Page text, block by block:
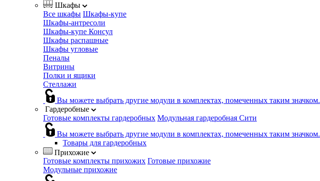
Шкафы
Все шкафы Шкафы-купе
Шкафы-антресоли
Шкафы-купе Консул
Шкафы распашные
Шкафы угловые
Пеналы
Витрины
Полки и ящики
Стеллажи
Вы можете выбрать другие модули в комплектах, помеченных таким значком.
Гардеробные
Готовые комплекты гардеробных Модульная гардеробная Сити
Вы можете выбрать другие модули в комплектах, помеченных таким значком.
Товары для гардеробных
Прихожие
Готовые комплекты прихожих Готовые прихожие
Модульные прихожие